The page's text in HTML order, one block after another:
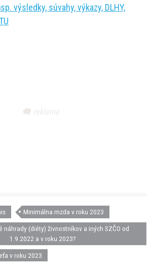
výsledky, súvahy, výkazy, DLHY,
Minimálna mzda v roku 2023
náhrady (diéty) živnostníkov a iných SZČO od
1.9.2022 a v roku 2023?
v roku 2023